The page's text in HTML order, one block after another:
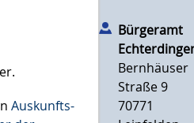
Auskunfts-
Bürgeramt
Bernhäuser
Straße 9
70771